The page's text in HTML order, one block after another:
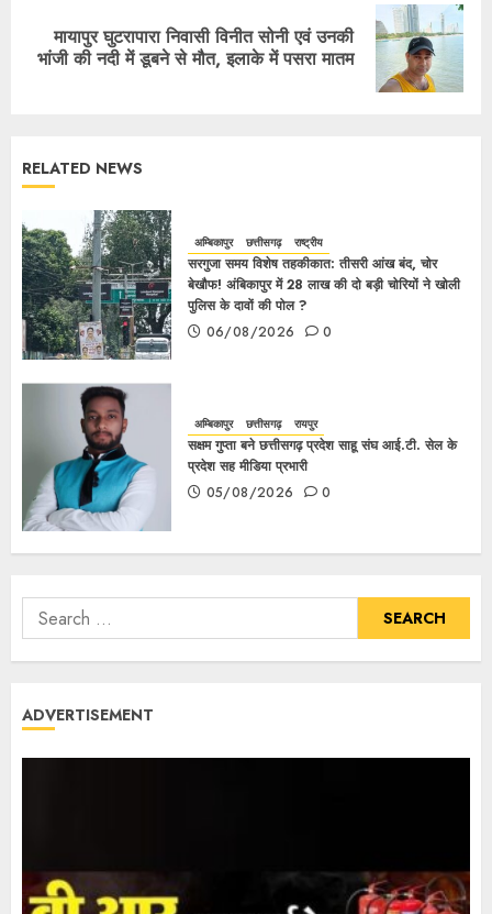
मायापुर घुटरापारा निवासी विनीत सोनी एवं उनकी
भांजी की नदी में डूबने से मौत, इलाके में पसरा मातम
RELATED NEWS
अम्बिकापुर छत्तीसगढ़ राष्ट्रीय
सरगुजा समय विशेष तहकीकात: तीसरी आंख बंद, चोर
बेखौफ! अंबिकापुर में 28 लाख की दो बड़ी चोरियों ने खोली
पुलिस के दावों की पोल ?
06/08/2026
0
अम्बिकापुर छत्तीसगढ़ रायपुर
सक्षम गुप्ता बने छत्तीसगढ़ प्रदेश साहू संघ आई.टी. सेल के
प्रदेश सह मीडिया प्रभारी
05/08/2026
0
ADVERTISEMENT